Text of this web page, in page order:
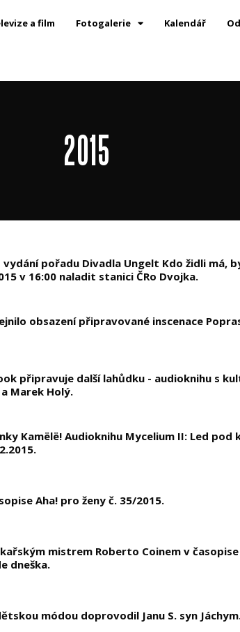
a film Fotogalerie Kalendář
2015
pořadu Divadla Ungelt Kdo židli má,
v 16:00 naladit stanici ČRo Dvojka.
obsazení připravované inscenace
připravuje další lahůdku - audioknihu s
Marek Holý.
Kamëlë! Audioknihu Mycelium II: Led
Aha! pro ženy č. 35/2015.
mistrem Roberto Coinem v
dneška.
módou doprovodil Janu S. syn